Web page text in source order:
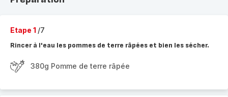
Etape 1 /7
Rincer à l'eau les pommes de terre râpées et bien les sécher.
380g Pomme de terre râpée